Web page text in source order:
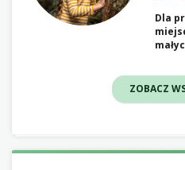
Dla
ZOBACZ